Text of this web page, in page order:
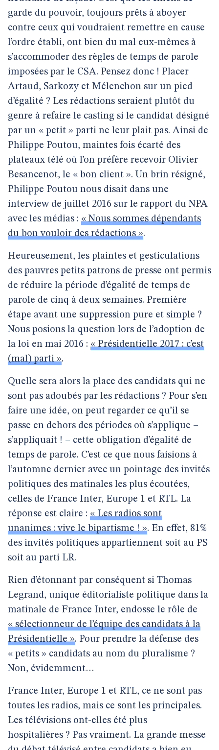
garde du pouvoir, toujours prêts à aboyer
contre ceux qui voudraient remettre en cause
l’ordre établi, ont bien du mal eux-mêmes à
s’accommoder des règles de temps de parole
imposées par le CSA. Pensez donc ! Placer
Artaud, Sarkozy et Mélenchon sur un pied
d’égalité ? Les rédactions seraient plutôt du
genre à refaire le casting si le candidat désigné
par un « petit » parti ne leur plait pas. Ainsi de
Philippe Poutou, maintes fois écarté des
plateaux télé où l’on préfère recevoir Olivier
Besancenot, le « bon client ». Un brin résigné,
Philippe Poutou nous disait dans une
interview de juillet 2016 sur le rapport du NPA
avec les médias : « Nous sommes dépendants
du bon vouloir des rédactions ».
Heureusement, les plaintes et gesticulations
des pauvres petits patrons de presse ont permis
de réduire la période d’égalité de temps de
parole de cinq à deux semaines. Première
étape avant une suppression pure et simple ?
Nous posions la question lors de l’adoption de
la loi en mai 2016 : « Présidentielle 2017 : c’est
(mal) parti ».
Quelle sera alors la place des candidats qui ne
sont pas adoubés par les rédactions ? Pour s’en
faire une idée, on peut regarder ce qu’il se
passe en dehors des périodes où s’applique –
s’appliquait ! – cette obligation d’égalité de
temps de parole. C’est ce que nous faisions à
l’automne dernier avec un pointage des invités
politiques des matinales les plus écoutées,
celles de France Inter, Europe 1 et RTL. La
réponse est claire : « Les radios sont
unanimes : vive le bipartisme ! ». En effet, 81%
des invités politiques appartiennent soit au PS
soit au parti LR.
Rien d’étonnant par conséquent si Thomas
Legrand, unique éditorialiste politique dans la
matinale de France Inter, endosse le rôle de
« sélectionneur de l’équipe des candidats à la
Présidentielle ». Pour prendre la défense des
« petits » candidats au nom du pluralisme ?
Non, évidemment…
France Inter, Europe 1 et RTL, ce ne sont pas
toutes les radios, mais ce sont les principales.
Les télévisions ont-elles été plus
hospitalières ? Pas vraiment. La grande messe